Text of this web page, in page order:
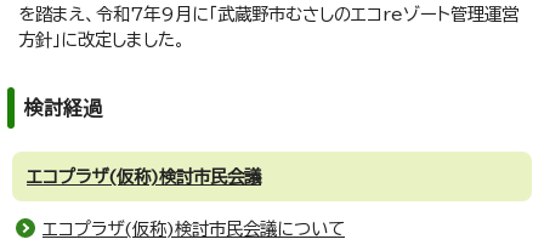
を踏まえ、令和7年9月に「武蔵野市むさしのエコreゾート管理運営
方針」に改定しました。
検討経過
エコプラザ(仮称)検討市民会議
エコプラザ(仮称)検討市民会議について